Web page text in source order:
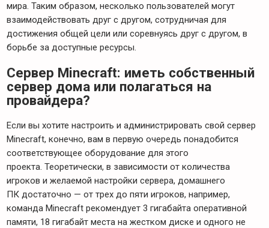
мира. Таким образом, несколько пользователей могут
взаимодействовать друг с другом, сотрудничая для
достижения общей цели или соревнуясь друг с другом, в
борьбе за доступные ресурсы.
Сервер Minecraft: иметь собственный
сервер дома или полагаться на
провайдера?
Если вы хотите настроить и администрировать свой сервер
Minecraft, конечно, вам в первую очередь понадобится
соответствующее оборудование для этого
проекта. Теоретически, в зависимости от количества
игроков и желаемой настройки сервера, домашнего
ПК достаточно — от трех до пяти игроков, например,
команда Minecraft рекомендует 3 гигабайта оперативной
памяти, 18 гигабайт места на жестком диске и одного не